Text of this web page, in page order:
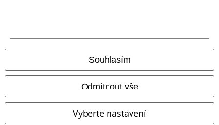
Souhlasím
Odmítnout vše
Vyberte nastavení
Naše online obchody